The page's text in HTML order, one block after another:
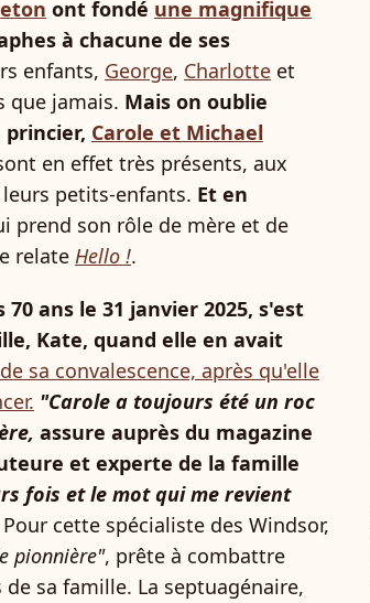
ont fondé une magnifique
à chacune de ses
enfants, George, Charlotte et
que jamais. Mais on oublie
princier, Carole et Michael
en effet très présents, aux
petits-enfants. Et en
prend son rôle de mère et de
relate Hello !.
ans le 31 janvier 2025, s'est
Kate, quand elle en avait
sa convalescence, après qu'elle
"Carole a toujours été un roc
assure auprès du magazine
et experte de la famille
fois et le mot qui me revient
cette spécialiste des Windsor,
pionnière", prête à combattre
sa famille. La septuagénaire,